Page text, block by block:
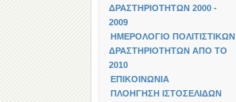
ΔΡΑΣΤΗΡΙΟΤΗΤΩΝ 2000 -
2009
ΗΜΕΡΟΛΟΓΙΟ ΠΟΛΙΤΙΣΤΙΚΩΝ
ΔΡΑΣΤΗΡΙΟΤΗΤΩΝ ΑΠΟ ΤΟ
2010
ΕΠΙΚΟΙΝΩΝΙΑ
ΠΛΟΗΓΗΣΗ ΙΣΤΟΣΕΛΙΔΩΝ